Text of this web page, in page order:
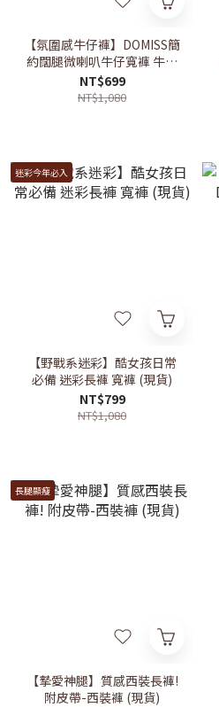
【氛圍感牛仔褲】DOMISS簡
約闊腿微喇叭牛仔寬褲 牛仔
長褲 寬鬆長褲 寬褲(現貨)
NT$699
NT$1,080
迷彩今年必入
【野戰系迷彩】酷女孩日常
必備 迷彩長褲 寬褲 (現貨)
NT$799
NT$1,080
長腿顯瘦
【摯愛神腿】質感西裝長褲!
附皮帶-西裝褲 (現貨)